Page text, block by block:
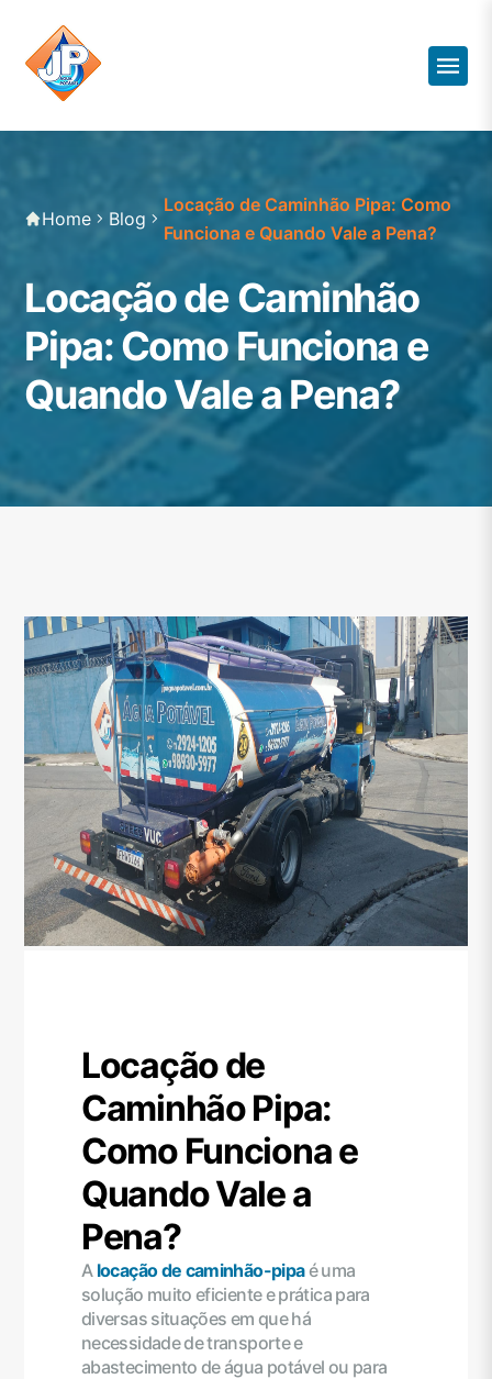
Home Blog
Locação de Caminhão Pipa: Como
Funciona e Quando Vale a Pena?
Locação de Caminhão
Pipa: Como Funciona e
Quando Vale a Pena?
Locação de
Caminhão Pipa:
Como Funciona e
Quando Vale a
Pena?
A locação de caminhão-pipaé uma
solução muito eficiente e prática para
diversas situações em que há
necessidade de transporte e
abastecimento de água potável ou para